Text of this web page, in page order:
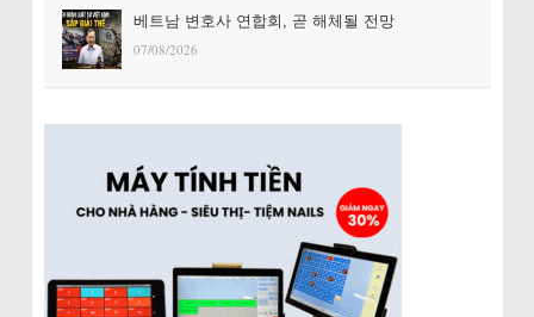
베트남 변호사 연합회, 곧 해체될 전망
07/08/2026